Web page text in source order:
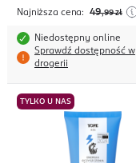
Najniższa cena: 49,99 zł
Niedostępny online
Sprawdź dostępność w
drogerii
TYLKO U NAS